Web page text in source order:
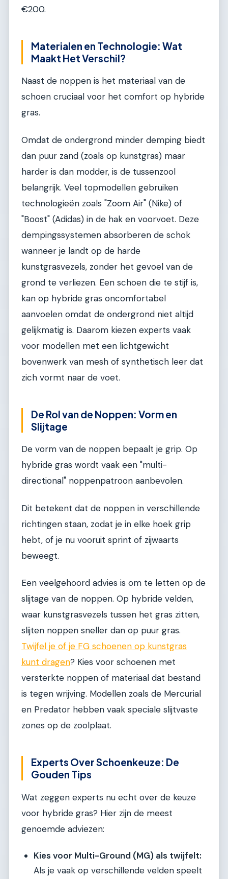
€200.
Materialen en Technologie: Wat
Maakt Het Verschil?
Naast de noppen is het materiaal van de
schoen cruciaal voor het comfort op hybride
gras.
Omdat de ondergrond minder demping biedt
dan puur zand (zoals op kunstgras) maar
harder is dan modder, is de tussenzool
belangrijk. Veel topmodellen gebruiken
technologieën zoals "Zoom Air" (Nike) of
"Boost" (Adidas) in de hak en voorvoet. Deze
dempingssystemen absorberen de schok
wanneer je landt op de harde
kunstgrasvezels, zonder het gevoel van de
grond te verliezen. Een schoen die te stijf is,
kan op hybride gras oncomfortabel
aanvoelen omdat de ondergrond niet altijd
gelijkmatig is. Daarom kiezen experts vaak
voor modellen met een lichtgewicht
bovenwerk van mesh of synthetisch leer dat
zich vormt naar de voet.
De Rol van de Noppen: Vorm en
Slijtage
De vorm van de noppen bepaalt je grip. Op
hybride gras wordt vaak een "multi-
directional" noppenpatroon aanbevolen.
Dit betekent dat de noppen in verschillende
richtingen staan, zodat je in elke hoek grip
hebt, of je nu vooruit sprint of zijwaarts
beweegt.
Een veelgehoord advies is om te letten op de
slijtage van de noppen. Op hybride velden,
waar kunstgrasvezels tussen het gras zitten,
slijten noppen sneller dan op puur gras.
Twijfel je of je FG schoenen op kunstgras
kunt dragen? Kies voor schoenen met
versterkte noppen of materiaal dat bestand
is tegen wrijving. Modellen zoals de Mercurial
en Predator hebben vaak speciale slijtvaste
zones op de zoolplaat.
Experts Over Schoenkeuze: De
Gouden Tips
Wat zeggen experts nu echt over de keuze
voor hybride gras? Hier zijn de meest
genoemde adviezen:
Kies voor Multi-Ground (MG) als twijfelt:
Als je vaak op verschillende velden speelt